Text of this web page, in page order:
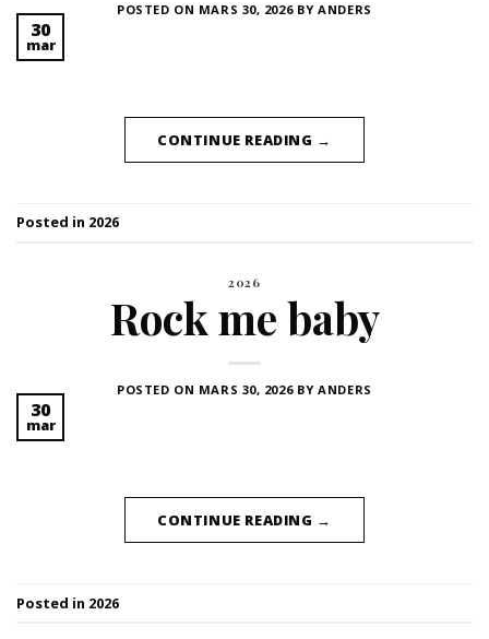
POSTED ON MARS 30, 2026 BYANDERS
30
mar
CONTINUE READING →
Posted in 2026
2026
Rock me baby
POSTED ON MARS 30, 2026 BYANDERS
30
mar
CONTINUE READING →
Posted in 2026